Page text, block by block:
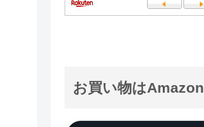
お買い物はAmazon